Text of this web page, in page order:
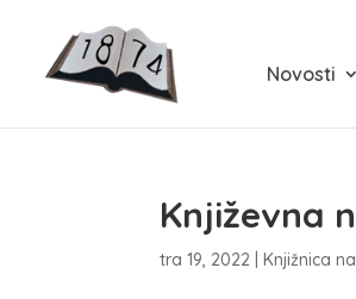
Novosti
Književna
tra 19, 2022 |Knjižnica